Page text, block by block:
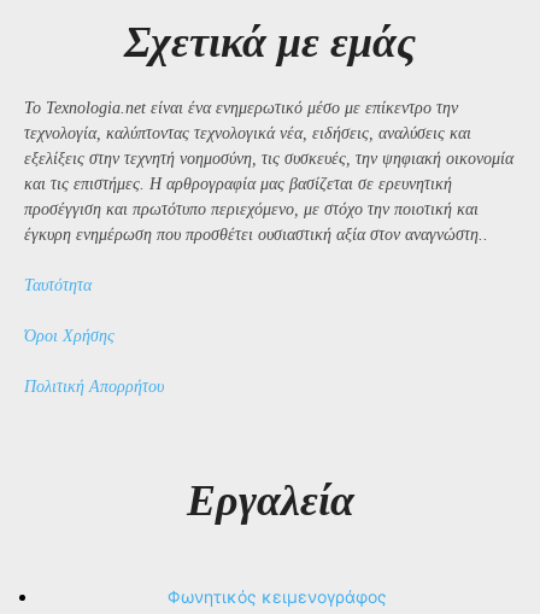
Σχετικά με εμάς
Το Texnologia.net είναι ένα ενημερωτικό μέσο με επίκεντρο την
τεχνολογία, καλύπτοντας τεχνολογικά νέα, ειδήσεις, αναλύσεις και
εξελίξεις στην τεχνητή νοημοσύνη, τις συσκευές, την ψηφιακή οικονομία
και τις επιστήμες. Η αρθρογραφία μας βασίζεται σε ερευνητική
προσέγγιση και πρωτότυπο περιεχόμενο, με στόχο την ποιοτική και
έγκυρη ενημέρωση που προσθέτει ουσιαστική αξία στον αναγνώστη..
Ταυτότητα
Όροι Χρήσης
Πολιτική Απορρήτου
Εργαλεία
Φωνητικός κειμενογράφος